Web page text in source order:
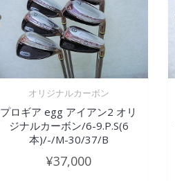
オリジナルカーボン
プロギア egg アイアン2 オリ
ジナルカーボン/6-9.P.S(6
本)/-/M-30/37/B
¥37,000